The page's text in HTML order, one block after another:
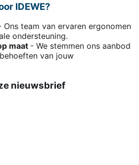
IDEWE?
Ons team van ervaren ergonomen
ondersteuning.
maat - We stemmen ons aanbod
van jouw
nieuwsbrief